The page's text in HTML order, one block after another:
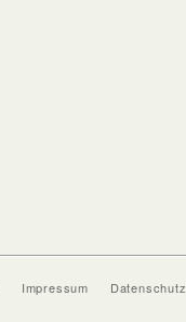
Impressum Datenschutz